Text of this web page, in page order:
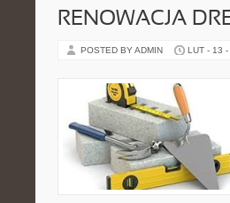
RENOWACJA
POSTED BY ADMIN LUT - 13